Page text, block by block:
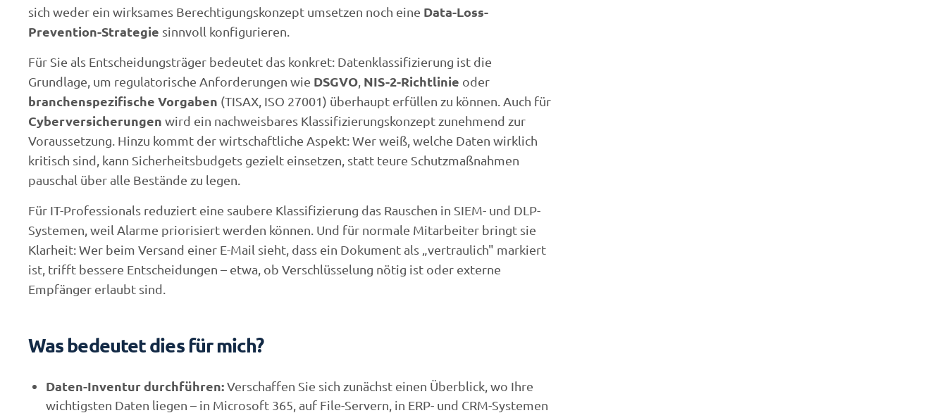
sich weder ein wirksames Berechtigungskonzept umsetzen noch eine Data-Loss-
Prevention-Strategie sinnvoll konfigurieren.
Für Sie als Entscheidungsträger bedeutet das konkret: Datenklassifizierung ist die
Grundlage, um regulatorische Anforderungen wie DSGVO NIS-2-Richtlinie oder
branchenspezifische Vorgaben (TISAX, ISO 27001) überhaupt erfüllen zu können. Auch für
Cyberversicherungen wird ein nachweisbares Klassifizierungskonzept zunehmend zur
Voraussetzung. Hinzu kommt der wirtschaftliche Aspekt: Wer weiß, welche Daten wirklich
kritisch sind, kann Sicherheitsbudgets gezielt einsetzen, statt teure Schutzmaßnahmen
pauschal über alle Bestände zu legen.
Für IT-Professionals reduziert eine saubere Klassifizierung das Rauschen in SIEM- und DLP-
Systemen, weil Alarme priorisiert werden können. Und für normale Mitarbeiter bringt sie
Klarheit: Wer beim Versand einer E-Mail sieht, dass ein Dokument als „vertraulich" markiert
ist, trifft bessere Entscheidungen – etwa, ob Verschlüsselung nötig ist oder externe
Empfänger erlaubt sind.
Was bedeutet dies für mich?
Daten-Inventur durchführen:Verschaffen Sie sich zunächst einen Überblick, wo Ihre
wichtigsten Daten liegen – in Microsoft 365, auf File-Servern, in ERP- und CRM-Systemen